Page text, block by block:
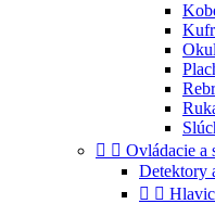
  Ovládacie a
Detektory
 